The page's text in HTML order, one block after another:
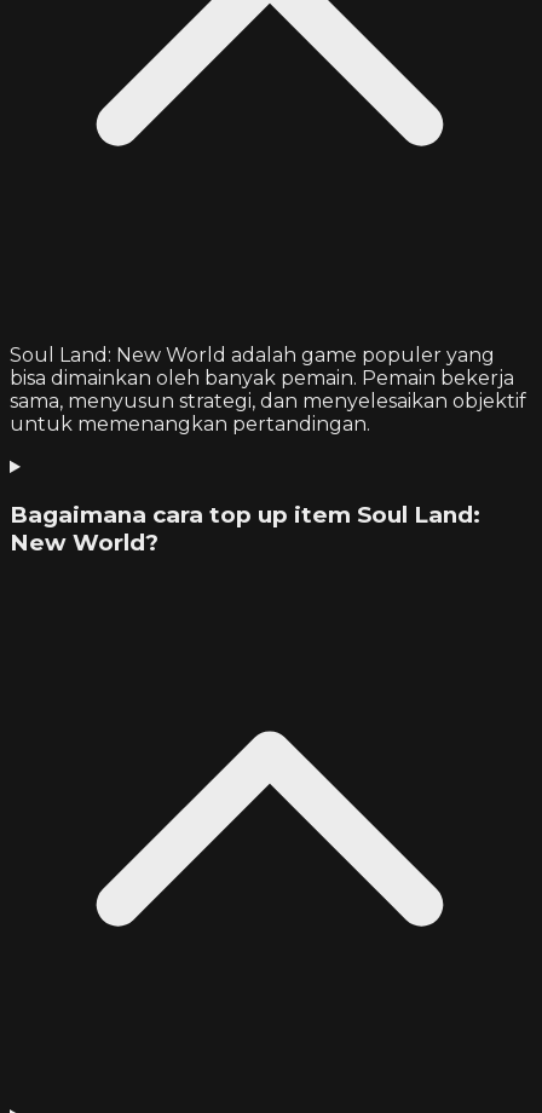
Soul Land: New World adalah game populer yang
bisa dimainkan oleh banyak pemain. Pemain bekerja
sama, menyusun strategi, dan menyelesaikan objektif
untuk memenangkan pertandingan.
Bagaimana cara top up item Soul Land:
New World?